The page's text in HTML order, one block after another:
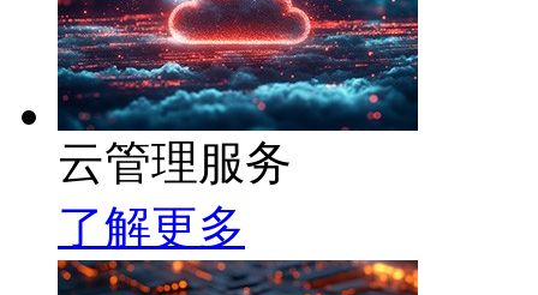
云管理服务
了解更多